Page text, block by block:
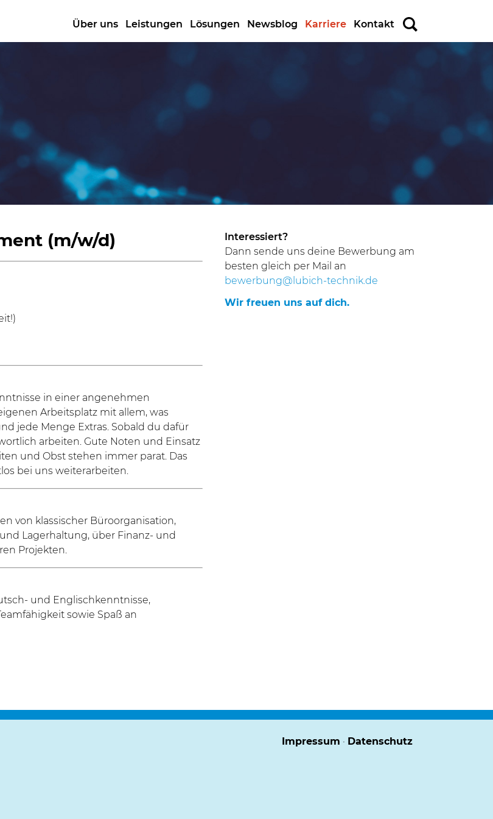
Über uns Leistungen Lösungen Newsblog Karriere Kontakt
(m/w/d)
in einer angenehmen
Arbeitsplatz mit allem, was
jede Menge Extras. Sobald du dafür
arbeiten. Gute Noten und Einsatz
und Obst stehen immer parat. Das
bei uns weiterarbeiten.
von klassischer Büroorganisation,
Lagerhaltung, über Finanz- und
Projekten.
und Englischkenntnisse,
sowie Spaß an
Interessiert?
Dann sende uns deine Bewerbung am
besten gleich per Mail an
bewerbung@lubich-technik.de
Wir freuen uns auf dich.
Impressum Datenschutz